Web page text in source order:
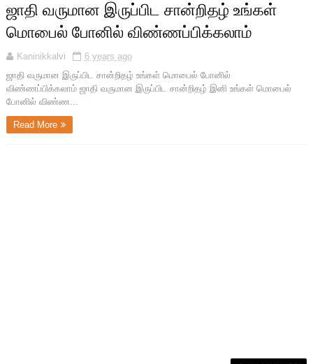
ஜாதி வருமான இருப்பிட சான்றிதழ் உங்கள்
மொபைல் போனில் விண்ணப்பிக்கலாம்
Kaninikkalvi
6 years ago
ஜாதி வருமான இருப்பிட சான்றிதழ் உங்கள் மொபைல் போனில்
விண்ணப்பிக்கலாம் ஜாதி வருமான இருப்பிட சான்றிதழ் இனி உங்கள் மொபைல்
போனில் விண்ண...
Read More